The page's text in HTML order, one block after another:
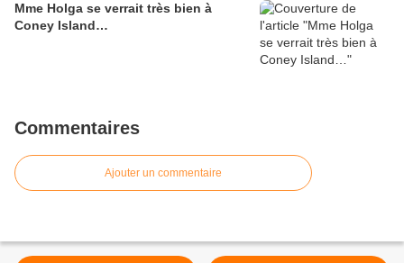
Mme Holga se verrait très bien à
Coney Island…
Commentaires
Ajouter un commentaire